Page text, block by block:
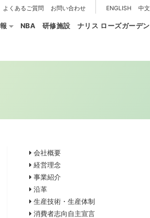
よくあるご質問 お問い合わせ ENGLISH 中文
NBA 研修施設 ナリス ローズガーデン
会社概要
経営理念
事業紹介
沿革
生産技術・生産体制
消費者志向自主宣言